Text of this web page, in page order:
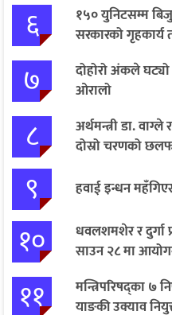
६
१५० युनिटसम्म
सरकारको गृहकार्य
७
दोहोरो अंकले
ओरालो
८
अर्थमन्त्री डा. वाग्ले
दोस्रो चरणको
९ हवाई इन्धन
१०
धवलशमशेर र दुर्गा
साउन २८ मा
११
मन्त्रिपरिषद्का ७
याङकी उक्याव